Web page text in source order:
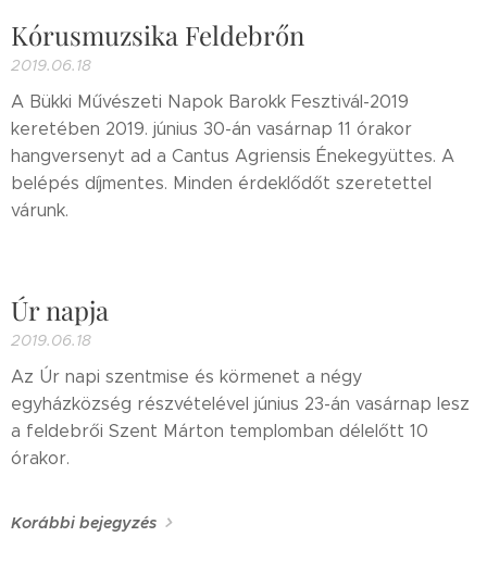
Kórusmuzsika Feldebrőn
2019.06.18
A Bükki Művészeti Napok Barokk Fesztivál-2019
keretében 2019. június 30-án vasárnap 11 órakor
hangversenyt ad a Cantus Agriensis Énekegyüttes. A
belépés díjmentes. Minden érdeklődőt szeretettel
várunk.
Úr napja
2019.06.18
Az Úr napi szentmise és körmenet a négy
egyházközség részvételével június 23-án vasárnap lesz
a feldebrői Szent Márton templomban délelőtt 10
órakor.
Korábbi bejegyzés